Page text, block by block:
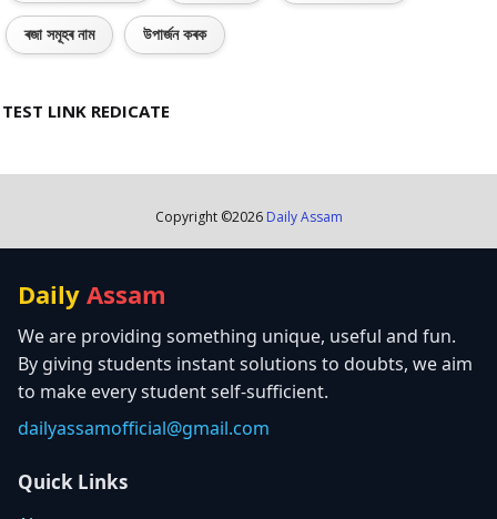
ৰজা সমূহৰ নাম উপাৰ্জন কৰক
TEST LINK REDICATE
Copyright ©2026 Daily Assam
Daily Assam
We are providing something unique, useful and fun.
By giving students instant solutions to doubts, we aim
to make every student self-sufficient.
dailyassamofficial@gmail.com
Quick Links